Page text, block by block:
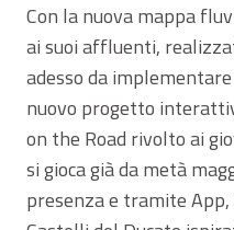
Con la nuova mappa
ai suoi affluenti,
adesso da
nuovo progetto
on the Road rivolto ai
si gioca già da metà
presenza e tramite